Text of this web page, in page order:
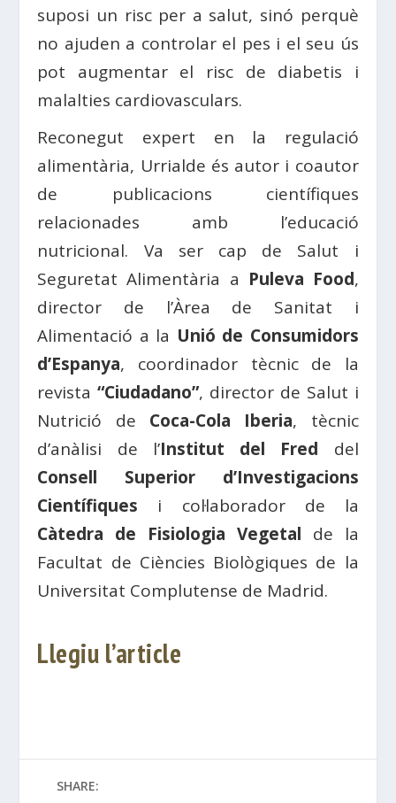
suposi un risc per a salut, sinó perquè
no ajuden a controlar el pes i el seu ús
pot augmentar el risc de diabetis i
malalties cardiovasculars.
Reconegut expert en la regulació
alimentària, Urrialde és autor i coautor
de publicacions científiques
relacionades amb l’educació
nutricional. Va ser cap de Salut i
Seguretat Alimentària a Puleva Food,
director de l’Àrea de Sanitat i
Alimentació a la Unió de Consumidors
d’Espanya, coordinador tècnic de la
revista“Ciudadano”, director de Salut i
Nutrició de Coca-Cola Iberia, tècnic
d’anàlisi de l’Institut del Fred del
Consell Superior d’Investigacions
Científiques i col·laborador de la
Càtedra de Fisiologia Vegetal de la
Facultat de Ciències Biològiques de la
Universitat Complutense de Madrid.
Llegiu l’article
SHARE: